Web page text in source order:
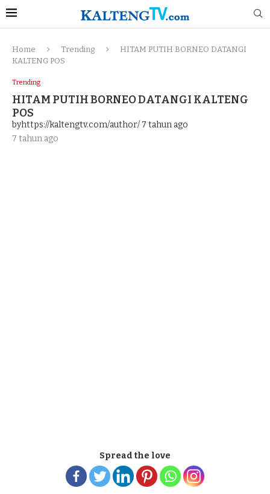
Home Trending
HITAM PUTIH BORNEO DATANGI
KALTENG POS
Trending
HITAM PUTIH BORNEO DATANGI KALTENG
POS
byhttps://kaltengtv.com/author/ 7 tahun ago
7 tahun ago
Spread the love